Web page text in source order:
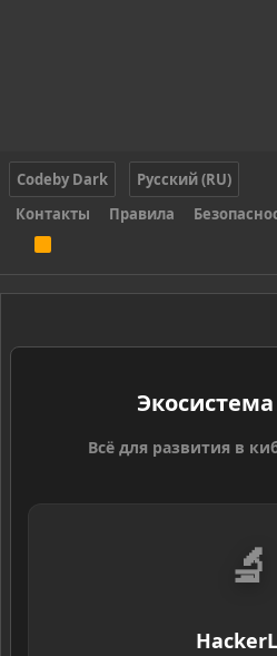
Codeby Dark
Русский (RU)
Контакты
Правила
S
Всё для развития в
🔬